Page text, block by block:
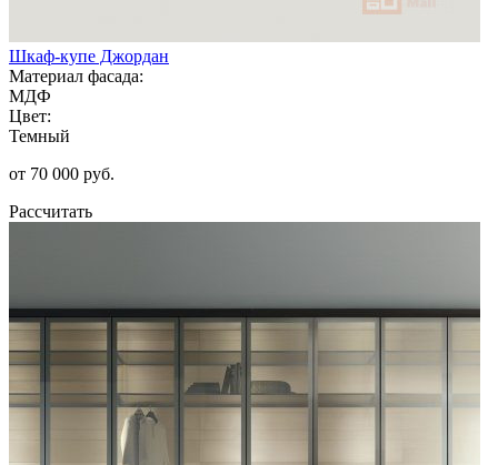
Шкаф-купе Джордан
Материал фасада:
МДФ
Цвет:
Темный
от 70 000 руб.
Рассчитать